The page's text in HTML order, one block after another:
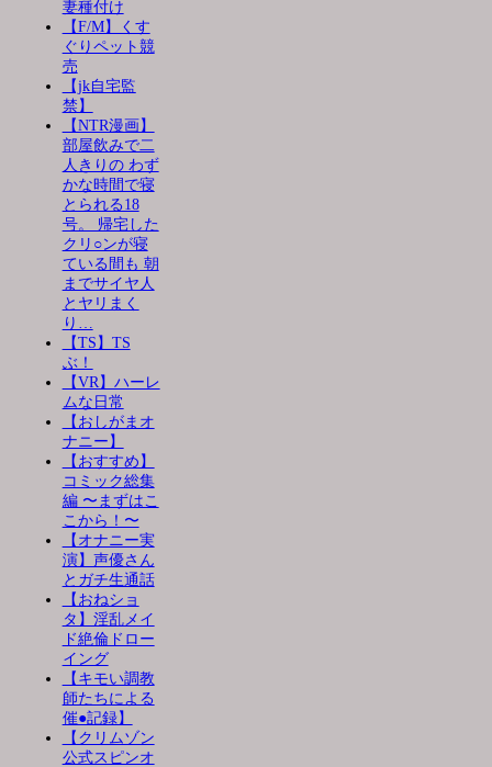
妻種付け
【F/M】くす
ぐりペット競
売
【jk自宅監
禁】
【NTR漫画】
部屋飲みで二
人きりの わず
かな時間で寝
とられる18
号。 帰宅した
クリ○ンが寝
ている間も 朝
までサイヤ人
とヤリまく
り…
【TS】TS
ぶ！
【VR】ハーレ
ムな日常
【おしがまオ
ナニー】
【おすすめ】
コミック総集
編 〜まずはこ
こから！〜
【オナニー実
演】声優さん
とガチ生通話
【おねショ
タ】淫乱メイ
ド絶倫ドロー
イング
【キモい調教
師たちによる
催●記録】
【クリムゾン
公式スピンオ